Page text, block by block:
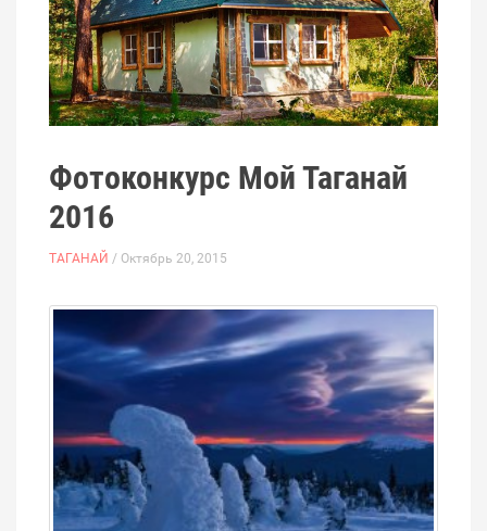
Фотоконкурс Мой Таганай
2016
ТАГАНАЙ / Октябрь 20, 2015